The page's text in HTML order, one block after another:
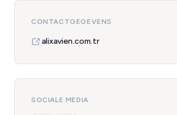
CONTACTGEGEVENS
alixavien.com.tr
SOCIALE MEDIA